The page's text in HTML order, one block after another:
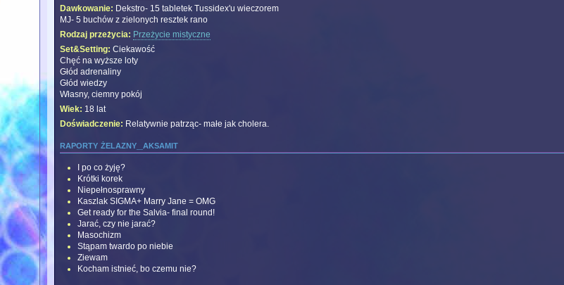
Dawkowanie: Dekstro- 15 tabletek Tussidex'u wieczorem
MJ- 5 buchów z zielonych resztek rano
Rodzaj przeżycia: Przeżycie mistyczne
Set&Setting: Ciekawość
Chęć na wyższe loty
Głód adrenaliny
Głód wiedzy
Własny, ciemny pokój
Wiek: 18 lat
Doświadczenie: Relatywnie patrząc- małe jak cholera.
raporty żelazny_aksamit
I po co żyję?
Krótki korek
Niepełnosprawny
Kaszlak SIGMA+ Marry Jane = OMG
Get ready for the Salvia- final round!
Jarać, czy nie jarać?
Masochizm
Stąpam twardo po niebie
Ziewam
Kocham istnieć, bo czemu nie?